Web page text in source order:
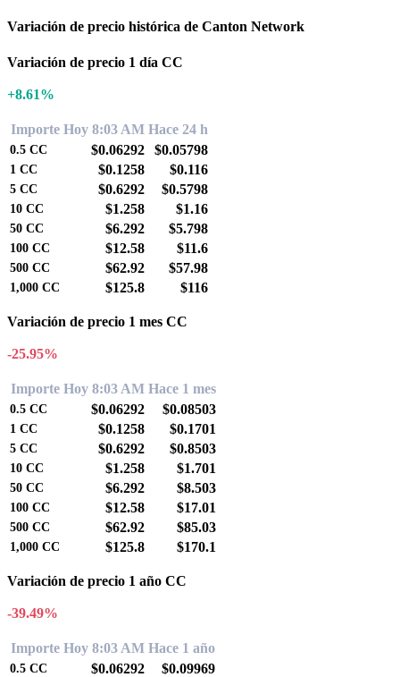
Variación de precio histórica de Canton Network
Variación de precio 1 día CC
+8.61%
Importe Hoy 8:03 AM Hace 24 h
0.5 CC $0.06292 $0.05798
1 CC $0.1258 $0.116
5 CC $0.6292 $0.5798
10 CC $1.258 $1.16
50 CC $6.292 $5.798
100 CC $12.58 $11.6
500 CC $62.92 $57.98
1,000 CC $125.8 $116
Variación de precio 1 mes CC
-25.95%
Importe Hoy 8:03 AM Hace 1 mes
0.5 CC $0.06292 $0.08503
1 CC $0.1258 $0.1701
5 CC $0.6292 $0.8503
10 CC $1.258 $1.701
50 CC $6.292 $8.503
100 CC $12.58 $17.01
500 CC $62.92 $85.03
1,000 CC $125.8 $170.1
Variación de precio 1 año CC
-39.49%
Importe Hoy 8:03 AM Hace 1 año
0.5 CC $0.06292 $0.09969